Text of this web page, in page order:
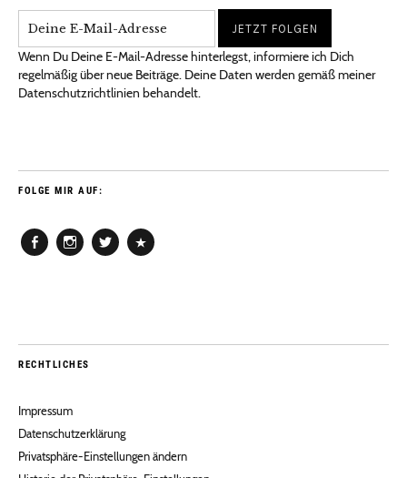
Wenn Du Deine E-Mail-Adresse hinterlegst, informiere ich Dich
regelmäßig über neue Beiträge. Deine Daten werden gemäß meiner
Datenschutzrichtlinien behandelt.
FOLGE MIR AUF:
RECHTLICHES
Impressum
Datenschutzerklärung
Privatsphäre-Einstellungen ändern